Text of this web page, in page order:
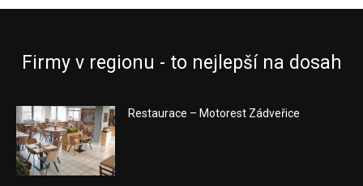
Firmy v regionu - to nejlepší na dosah
Restaurace – Motorest Zádveřice